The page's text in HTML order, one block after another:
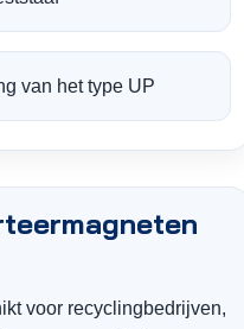
van het type UP
voor recyclingbedrijven,